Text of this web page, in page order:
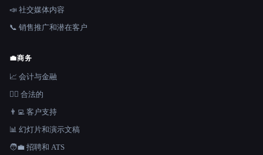
📣 社交媒体内容
📞 销售推广和潜在客户
💼商务
📈 会计与金融
👩‍⚖️ 合法的
👨‍💻 客户支持
📊 幻灯片和演示文稿
🧑‍💼 招聘和 ATS